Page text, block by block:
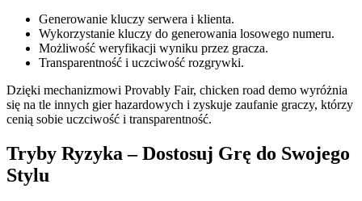
Generowanie kluczy serwera i klienta.
Wykorzystanie kluczy do generowania losowego numeru.
Możliwość weryfikacji wyniku przez gracza.
Transparentność i uczciwość rozgrywki.
Dzięki mechanizmowi Provably Fair, chicken road demo wyróżnia
się na tle innych gier hazardowych i zyskuje zaufanie graczy, którzy
cenią sobie uczciwość i transparentność.
Tryby Ryzyka – Dostosuj Grę do Swojego
Stylu